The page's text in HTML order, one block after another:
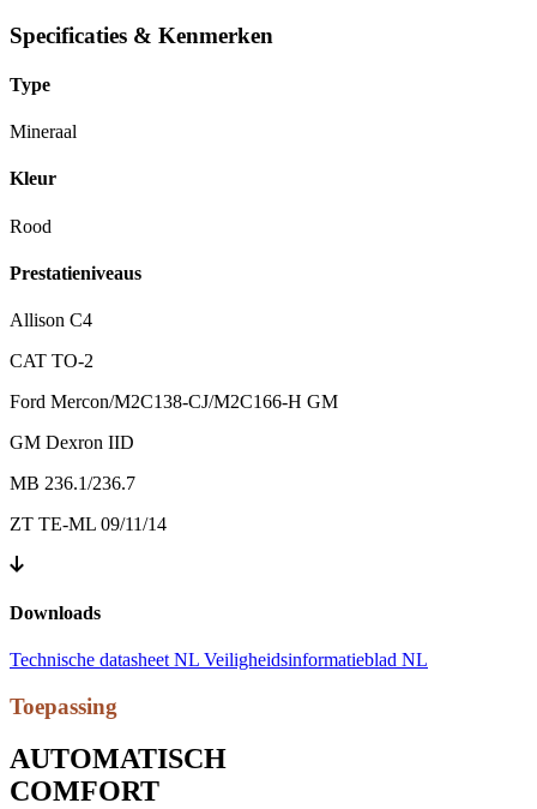
Specificaties & Kenmerken
Type
Mineraal
Kleur
Rood
Prestatieniveaus
Allison C4
CAT TO-2
Ford Mercon/M2C138-CJ/M2C166-H GM
GM Dexron IID
MB 236.1/236.7
ZT TE-ML 09/11/14
Downloads
Technische datasheet NL Veiligheidsinformatieblad NL
Toepassing
AUTOMATISCH
COMFORT